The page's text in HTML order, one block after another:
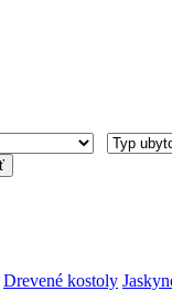
Drevené kostoly